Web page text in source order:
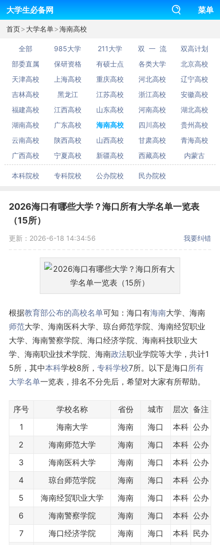
大学生必备网 菜单
首页>大学名单>海南高校
全部 985大学 211大学 双 一 流
双高计划
部委直属
保研资格 有硕士点 各类大学
北京高校
天津高校
上海高校 重庆高校 河北高校
辽宁高校
吉林高校
黑龙江 江苏高校 浙江高校
安徽高校
福建高校
江西高校 山东高校 河南高校
湖北高校
湖南高校
广东高校 海南高校 四川高校
贵州高校
云南高校
陕西高校 山西高校 甘肃高校
青海高校
广西高校
宁夏高校 新疆高校 西藏高校 内蒙古
本科院校 专科院校 公办院校 民办院校
2026海口有哪些大学？海口所有大学名单一览表
（15所）
更新：2026-6-18 14:34:56 我要纠错
根据教育部公布的高校名单可知：海口有海南大学、海南
师范大学、海南医科大学、琼台师范学院、海南经贸职业
大学、海南警察学院、海口经济学院、海南科技职业大
学、海南职业技术学院、海南政法职业学院等大学，共计1
5所，其中本科学校8所， 专科学校7所。以下是海口所有
大学名单一览表，排名不分先后，希望对大家有所帮助。
序号 学校名称 省份 城市 层次 备注
1
海南大学 海南 海口 本科 公办
2
海南师范大学 海南 海口 本科 公办
3
海南医科大学 海南 海口 本科 公办
4
琼台师范学院 海南 海口 本科 公办
5
海南经贸职业大学 海南 海口 本科 公办
6
海南警察学院 海南 海口 本科 公办
7
海口经济学院 海南 海口 本科 民办